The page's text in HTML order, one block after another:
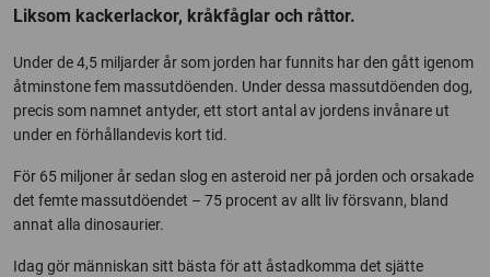
Liksom kackerlackor, kråkfåglar och råttor.
Under de 4,5 miljarder år som jorden har funnits har den gått igenom
åtminstone fem massutdöenden. Under dessa massutdöenden dog,
precis som namnet antyder, ett stort antal av jordens invånare ut
under en förhållandevis kort tid.
För 65 miljoner år sedan slog en asteroid ner på jorden och orsakade
det femte massutdöendet – 75 procent av allt liv försvann, bland
annat alla dinosaurier.
Idag gör människan sitt bästa för att åstadkomma det sjätte